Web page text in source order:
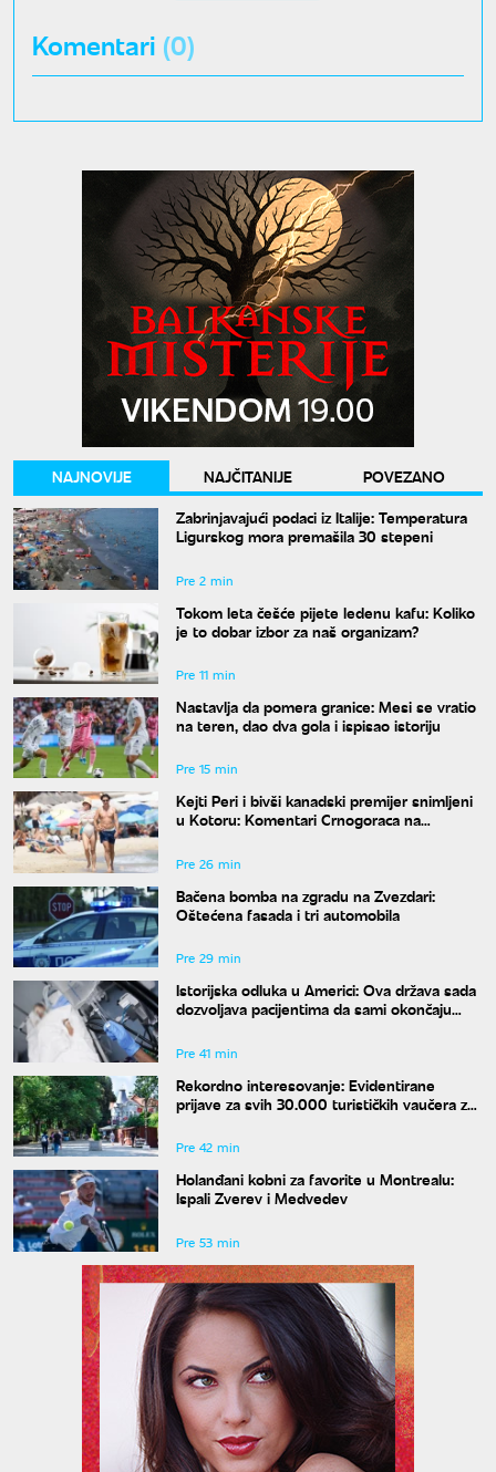
Komentari (0)
NAJNOVIJE NAJČITANIJE
POVEZANO
Zabrinjavajući podaci iz Italije: Temperatura
Ligurskog mora premašila 30 stepeni
Pre 2 min
Tokom leta češće pijete ledenu kafu: Koliko
je to dobar izbor za naš organizam?
Pre 11 min
Nastavlja da pomera granice: Mesi se vratio
na teren, dao dva gola i ispisao istoriju
Pre 15 min
Kejti Peri i bivši kanadski premijer snimljeni
u Kotoru: Komentari Crnogoraca na
Pre 26 min
Bačena bomba na zgradu na Zvezdari:
Oštećena fasada i tri automobila
Pre 29 min
Istorijska odluka u Americi: Ova država sada
dozvoljava pacijentima da sami okončaju
Pre 41 min
Rekordno interesovanje: Evidentirane
prijave za svih 30.000 turističkih vaučera za
Pre 42 min
Holanđani kobni za favorite u Montrealu:
Ispali Zverev i Medvedev
Pre 53 min